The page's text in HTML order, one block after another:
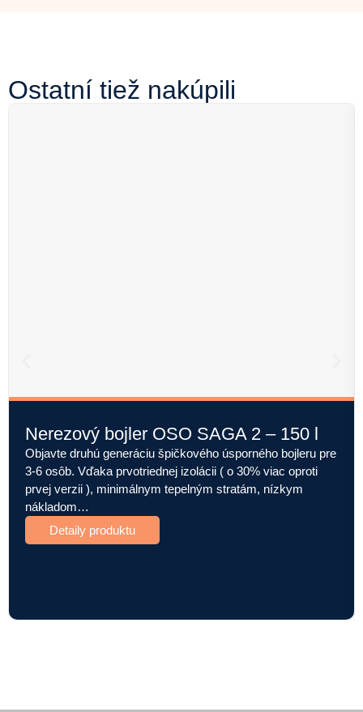
Ostatní tiež nakúpili
Nerezový bojler OSO SAGA 2 – 150 l
Objavte druhú generáciu špičkového úsporného bojleru pre
3-6 osôb. Vďaka prvotriednej izolácii ( o 30% viac oproti
prvej verzii ), minimálnym tepelným stratám, nízkym
nákladom…
Detaily produktu